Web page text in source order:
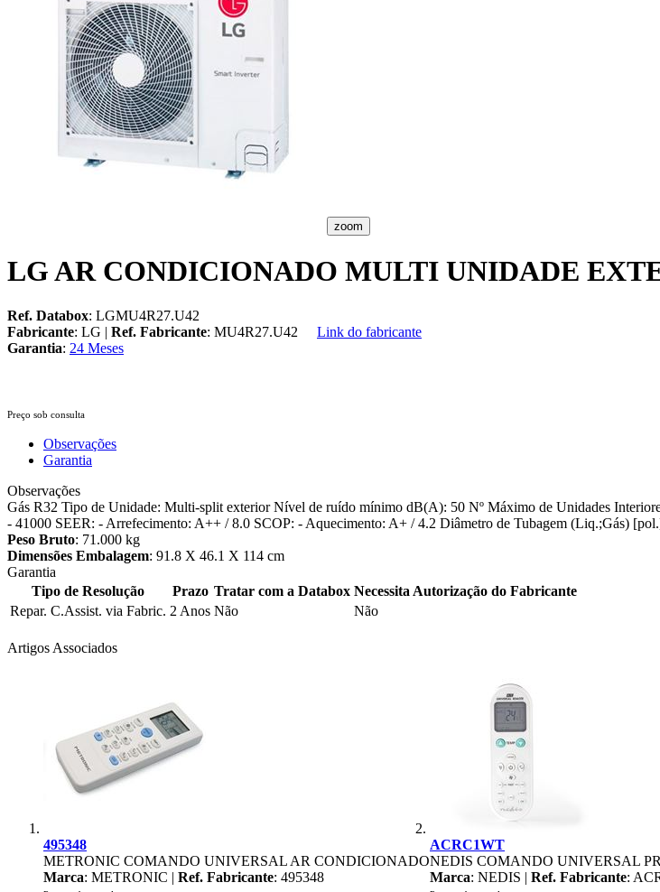
zoom
LG AR CONDICIONADO MULTI UNIDADE
Ref. Databox: LGMU4R27.U42
Fabricante: LG | Ref. Fabricante: MU4R27.U42
Link do fabricante
Garantia: 24 Meses
Preço sob consulta
Observações
Garantia
Observações
Gás R32 Tipo de Unidade: Multi-split exterior Nível de ruído mínimo dB(A): 50 Nº Máximo de Unidades
- 41000 SEER: - Arrefecimento: A++ / 8.0 SCOP: - Aquecimento: A+ / 4.2 Diâmetro de Tubagem (Liq.;Gás)
Peso Bruto: 71.000 kg
Dimensões Embalagem: 91.8 X 46.1 X 114 cm
Garantia
Tipo de Resolução
Prazo Tratar com a Databox Necessita Autorização do Fabricante
Repar. C.Assist. via Fabric. 2 Anos Não Não
Artigos Associados
495348
METRONIC COMANDO UNIVERSAL AR CONDICIONADO
Marca: METRONIC | Ref. Fabricante: 495348
ACRC1WT
NEDIS COMANDO UNIVERSAL
Marca: NEDIS | Ref. Fabricante: